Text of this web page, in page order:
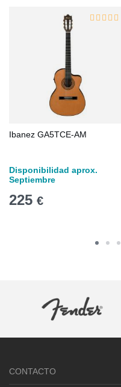
Ibanez GA5TCE-AM
Disponibilidad aprox.
Septiembre
225 €
CONTACTO